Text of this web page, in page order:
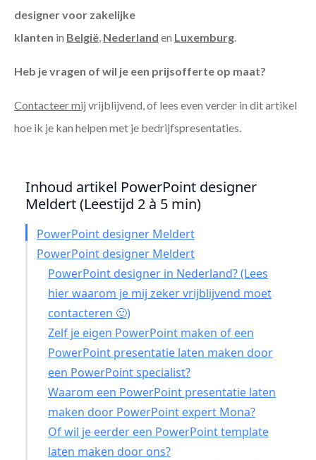
designer voor zakelijke
klanten in België, Nederland en Luxemburg.
Heb je vragen of wil je een prijsofferte op maat?
Contacteer mij vrijblijvend, of lees even verder in dit artikel
hoe ik je kan helpen met je bedrijfspresentaties.
Inhoud artikel PowerPoint designer
Meldert (Leestijd 2 à 5 min)
PowerPoint designer Meldert
PowerPoint designer Meldert
PowerPoint designer in Nederland? (Lees
hier waarom je mij zeker vrijblijvend moet
contacteren 🙂)
Zelf je eigen PowerPoint maken of een
PowerPoint presentatie laten maken door
een PowerPoint specialist?
Waarom een PowerPoint presentatie laten
maken door PowerPoint expert Mona?
Of wil je eerder een PowerPoint template
laten maken door ons?